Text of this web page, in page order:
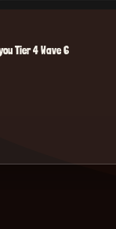
Tier 4 Wave 6